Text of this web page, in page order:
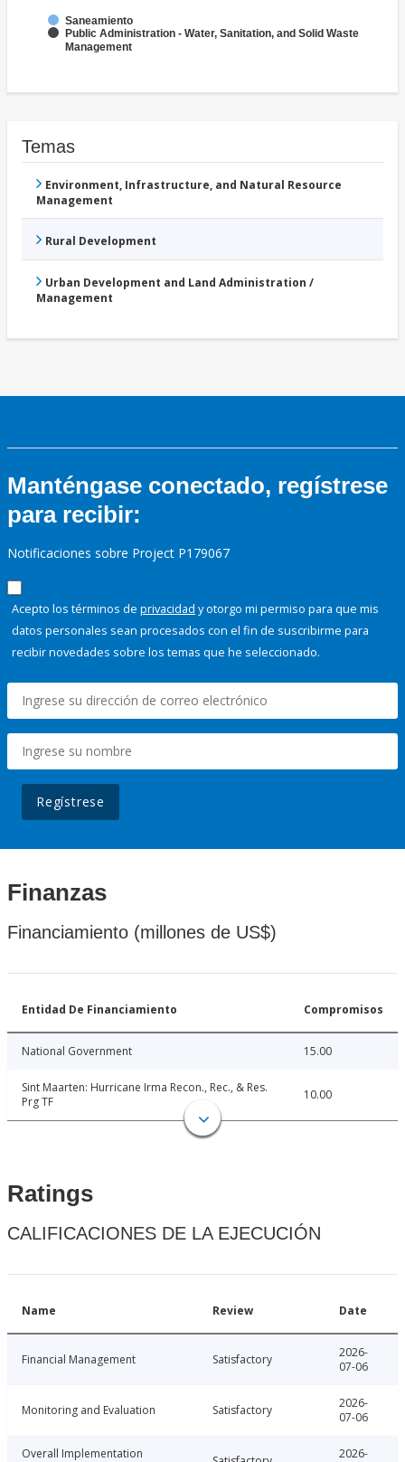
Saneamiento
Public Administration - Water, Sanitation, and Solid Waste
Management
Temas
Environment, Infrastructure, and Natural Resource
Management
Rural Development
Urban Development and Land Administration /
Management
Manténgase conectado, regístrese
para recibir:
Notificaciones sobre Project P179067
Acepto los términos de privacidad y otorgo mi permiso para que mis
datos personales sean procesados con el fin de suscribirme para
recibir novedades sobre los temas que he seleccionado.
Regístrese
Finanzas
Financiamiento (millones de US$)
Entidad De Financiamiento Compromisos
National Government 15.00
Sint Maarten: Hurricane Irma Recon., Rec., & Res.
Prg TF
10.00
Ratings
CALIFICACIONES DE LA EJECUCIÓN
Name Review Date
Financial Management Satisfactory
2026-
07-06
Monitoring and Evaluation Satisfactory
2026-
07-06
Overall Implementation
2026-